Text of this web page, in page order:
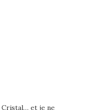
Cristal… et je ne